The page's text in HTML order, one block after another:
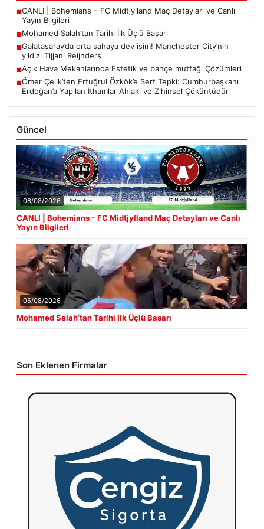
■CANLI | Bohemians – FC Midtjylland Maç Detayları ve Canlı
Yayın Bilgileri
■Mohamed Salah’tan Tarihi İlk Üçlü Başarı
■Galatasaray’da orta sahaya dev isim! Manchester City’nin
yıldızı Tijjani Reijnders
■Açık Hava Mekanlarında Estetik ve bahçe mutfağı Çözümleri
■Ömer Çelik’ten Ertuğrul Özkök’e Sert Tepki: Cumhurbaşkanı
Erdoğan’a Yapılan İthamlar Ahlaki ve Zihinsel Çöküntüdür
Güncel
06/08/2026
CANLI | Bohemians – FC Midtjylland Maç Detayları ve Canlı
Yayın Bilgileri
05/08/2026
Mohamed Salah’tan Tarihi İlk Üçlü Başarı
Son Eklenen Firmalar